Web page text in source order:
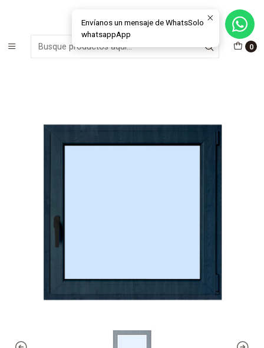
0
MÁS DE 15 AÑOS FABRICANDO E INSTALANDO SOLUCIONES DE
CRISTAL Y VENTANAS
Inicio Ventanas
Ventana abatible interior PVC antracita + termopanel (Manilla
lado izquierdo)
Envíanos un mensaje de WhatsSolo
whatsappApp